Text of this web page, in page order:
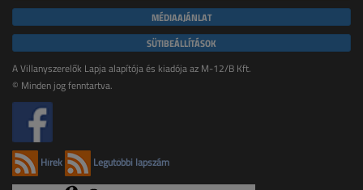
MÉDIAAJÁNLAT
SÜTIBEÁLLÍTÁSOK
A Villanyszerelők Lapja alapítója és kiadója az M-12/B Kft.
© Minden jog fenntartva.
Hírek Legutóbbi lapszám